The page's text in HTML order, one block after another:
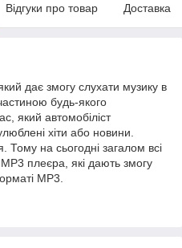
Відгуки про товар Доставка
дає змогу слухати музику в
будь-якого
який автомобіліст
хіти або новини.
Тому на сьогодні загалом всі
плеєра, які дають змогу
MP3.